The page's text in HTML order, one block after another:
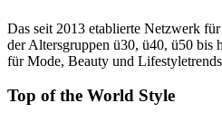
Das seit 2013 etablierte Netzwerk
der Altersgruppen ü30, ü40, ü50 bis
für Mode, Beauty und
Top of the World Style